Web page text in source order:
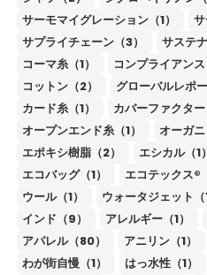
サーモマイグレーション（1）
サプライチェーン（3）
サステ
コーマ糸（1）
コンプライアンス
コットン（2）
グローバルレポ
カード糸（1）
カバーファクター
オープンエンド糸（1）
オーガニ
エポキシ樹脂（2）
エシカル（1）
エコバッグ（1）
エコテックス®
ウール（1）
ウォータジェット（1
インド（9）
アレルギー（1）
アパレル（80）
アニリン（1）
わが街自慢（1）
はっ水性（1）